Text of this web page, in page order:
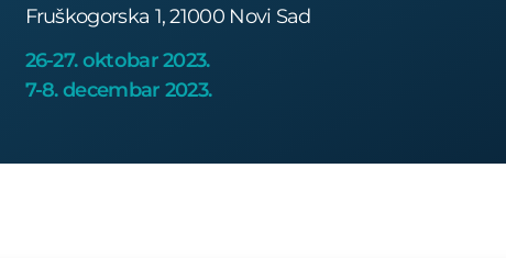
Fruškogorska 1, 21000 Novi Sad
26-27. oktobar 2023.
7-8. decembar 2023.